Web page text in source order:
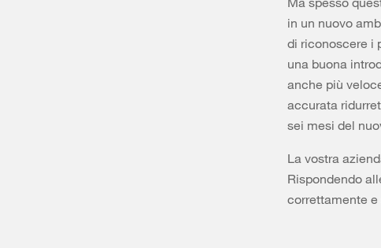
in un nuovo
di riconoscere i
una buona
anche più
accurata
sei mesi del
La vostra
Rispondendo
correttamente